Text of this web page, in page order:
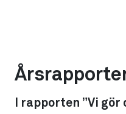
I rapporten ”Vi